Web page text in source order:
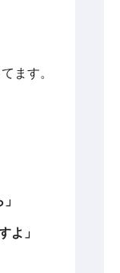
ます。
よ」